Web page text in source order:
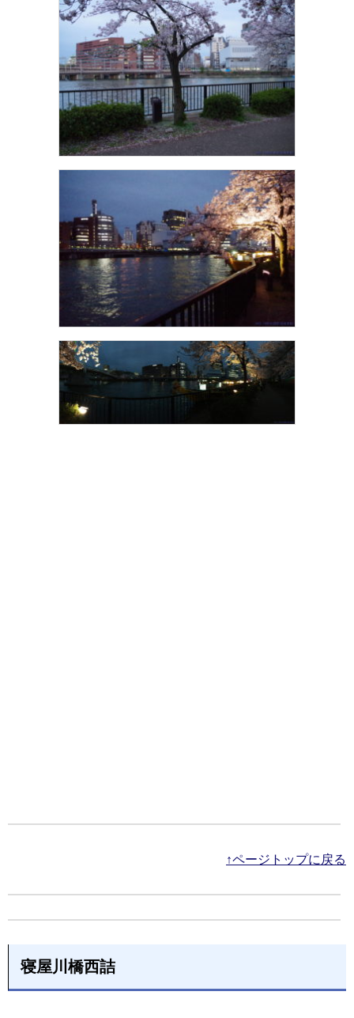
↑ページトップに戻る
寝屋川橋西詰